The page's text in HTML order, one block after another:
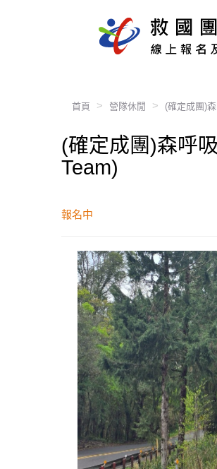
首頁 營隊休閒 (確定成團)
(確定成團)森呼
Team)
報名中